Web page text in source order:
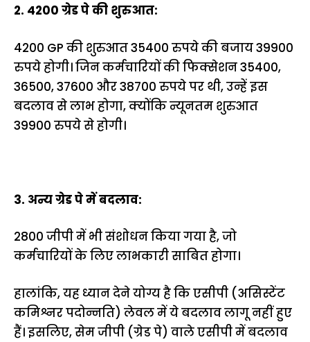
2. 4200 ग्रेड पे की शुरुआत:
4200 GP की शुरुआत 35400 रुपये की बजाय 39900
रुपये होगी। जिन कर्मचारियों की फिक्सेशन 35400,
36500, 37600 और 38700 रुपये पर थी, उन्हें इस
बदलाव से लाभ होगा, क्योंकि न्यूनतम शुरुआत
39900 रुपये से होगी।
3. अन्य ग्रेड पे में बदलाव:
2800 जीपी में भी संशोधन किया गया है, जो
कर्मचारियों के लिए लाभकारी साबित होगा।
हालांकि, यह ध्यान देने योग्य है कि एसीपी (असिस्टेंट
कमिश्नर पदोन्नति) लेवल में ये बदलाव लागू नहीं हुए
हैं। इसलिए, सेम जीपी (ग्रेड पे) वाले एसीपी में बदलाव